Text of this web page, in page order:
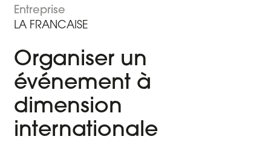
03 Agence événementielle
Studios TV
05 L'agence
06 Nos réalisations
Entreprise
LA FRANCAISE
Organiser un
événement à
dimension
internationale